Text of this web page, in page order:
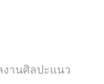
านศิลปะแนว